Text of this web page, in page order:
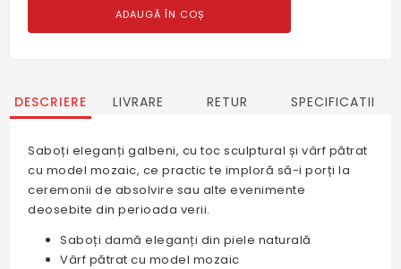
ADAUGĂ ÎN COȘ
DESCRIERE LIVRARE RETUR SPECIFICATII
Saboți eleganți galbeni, cu toc sculptural și vârf pătrat
cu model mozaic, ce practic te imploră să-i porți la
ceremonii de absolvire sau alte evenimente
deosebite din perioada verii.
Saboți damă eleganți din piele naturală
Vârf pătrat cu model mozaic